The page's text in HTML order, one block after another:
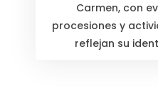
Carmen, con
procesiones y
reflejan su